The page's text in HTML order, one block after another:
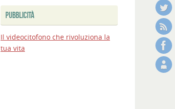
PUBBLICITÀ
Il videocitofono che rivoluziona la
tua vita